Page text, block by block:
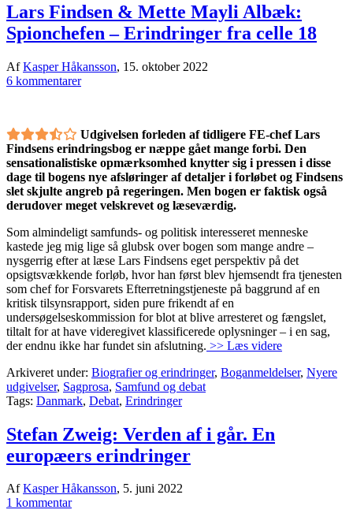
Lars Findsen & Mette Mayli Albæk:
Spionchefen – Erindringer fra celle 18
AfKasper Håkansson, 15. oktober 2022
6 kommentarer
Udgivelsen forleden af tidligere FE-chef Lars
Findsens erindringsbog er næppe gået mange forbi. Den
sensationalistiske opmærksomhed knytter sig i pressen i disse
dage til bogens nye afsløringer af detaljer i forløbet og Findsens
slet skjulte angreb på regeringen. Men bogen er faktisk også
derudover meget velskrevet og læseværdig.
Som almindeligt samfunds- og politisk interesseret menneske
kastede jeg mig lige så glubsk over bogen som mange andre –
nysgerrig efter at læse Lars Findsens eget perspektiv på det
opsigtsvækkende forløb, hvor han først blev hjemsendt fra tjenesten
som chef for Forsvarets Efterretningstjeneste på baggrund af en
kritisk tilsynsrapport, siden pure frikendt af en
undersøgelseskommission for blot at blive arresteret og fængslet,
tiltalt for at have videregivet klassificerede oplysninger – i en sag,
der endnu ikke har fundet sin afslutning. >> Læs videre
Arkiveret under: Biografier og erindringer, Boganmeldelser, Nyere
udgivelser, Sagprosa, Samfund og debat
Tags: Danmark, Debat, Erindringer
Stefan Zweig: Verden af i går. En
europæers erindringer
AfKasper Håkansson, 5. juni 2022
1 kommentar